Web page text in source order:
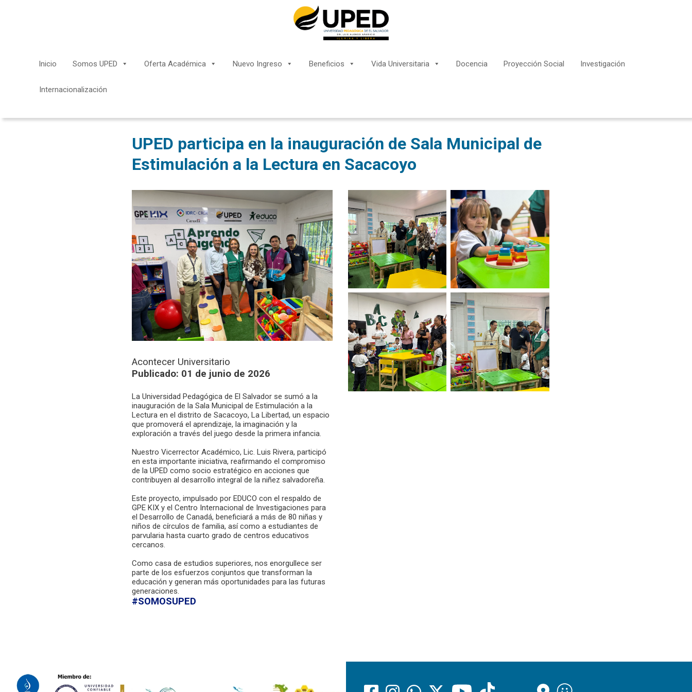
Inicio Somos UPED Oferta Académica Nuevo Ingreso Beneficios Vida Universitaria Docencia Proyección Social Investigación
Internacionalización
UPED participa en la inauguración de Sala Municipal de
Estimulación a la Lectura en Sacacoyo
Acontecer Universitario
Publicado: 01 de junio de 2026
La Universidad Pedagógica de El Salvador se sumó a la
inauguración de la Sala Municipal de Estimulación a la
Lectura en el distrito de Sacacoyo, La Libertad, un espacio
que promoverá el aprendizaje, la imaginación y la
exploración a través del juego desde la primera infancia.
Nuestro Vicerrector Académico, Lic. Luis Rivera, participó
en esta importante iniciativa, reafirmando el compromiso
de la UPED como socio estratégico en acciones que
contribuyen al desarrollo integral de la niñez salvadoreña.
Este proyecto, impulsado por EDUCO con el respaldo de
GPE KIX y el Centro Internacional de Investigaciones para
el Desarrollo de Canadá, beneficiará a más de 80 niñas y
niños de círculos de familia, así como a estudiantes de
parvularia hasta cuarto grado de centros educativos
cercanos.
Como casa de estudios superiores, nos enorgullece ser
parte de los esfuerzos conjuntos que transforman la
educación y generan más oportunidades para las futuras
generaciones.
#SOMOSUPED